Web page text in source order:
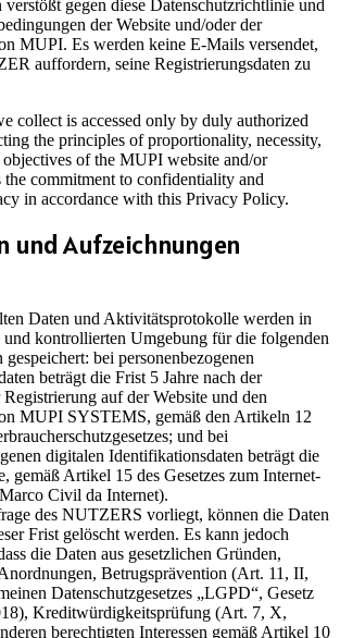
verstößt gegen diese Datenschutzrichtlinie und
der Website und/oder der
MUPI. Es werden keine E-Mails versendet,
auffordern, seine Registrierungsdaten zu
collect is accessed only by duly authorized
the principles of proportionality, necessity,
objectives of the MUPI website and/or
the commitment to confidentiality and
in accordance with this Privacy Policy.
und Aufzeichnungen
Daten und Aktivitätsprotokolle werden in
und kontrollierten Umgebung für die folgenden
bei personenbezogenen
beträgt die Frist 5 Jahre nach der
auf der Website und den
MUPI SYSTEMS, gemäß den Artikeln 12
und bei
digitalen Identifikationsdaten beträgt die
gemäß Artikel 15 des Gesetzes zum Internet-
Civil da Internet).
des NUTZERS vorliegt, können die Daten
Frist gelöscht werden. Es kann jedoch
die Daten aus gesetzlichen Gründen,
Betrugsprävention (Art. 11, II,
Datenschutzgesetzes „LGPD“, Gesetz
Kreditwürdigkeitsprüfung (Art. 7, X,
berechtigten Interessen gemäß Artikel 10